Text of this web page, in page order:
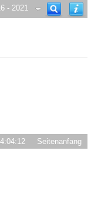
- 2021
Seitenanfang